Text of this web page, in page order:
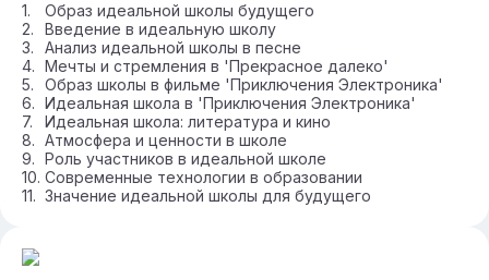
Образ идеальной школы будущего
Введение в идеальную школу
Анализ идеальной школы в песне
Мечты и стремления в 'Прекрасное далеко'
Образ школы в фильме 'Приключения Электроника'
Идеальная школа в 'Приключения Электроника'
Идеальная школа: литература и кино
Атмосфера и ценности в школе
Роль участников в идеальной школе
Современные технологии в образовании
Значение идеальной школы для будущего